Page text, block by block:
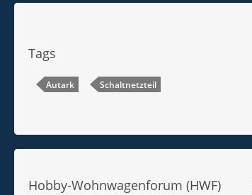
Tags
Autark Schaltnetzteil
Hobby-Wohnwagenforum (HWF)